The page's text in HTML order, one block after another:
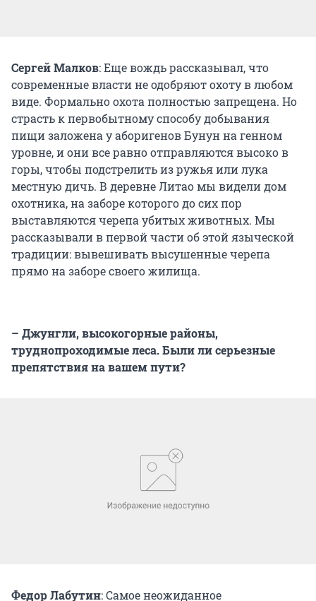
Сергей Малков: Еще вождь рассказывал, что
современные власти не одобряют охоту в любом
виде. Формально охота полностью запрещена. Но
страсть к первобытному способу добывания
пищи заложена у аборигенов Бунун на генном
уровне, и они все равно отправляются высоко в
горы, чтобы подстрелить из ружья или лука
местную дичь. В деревне Литао мы видели дом
охотника, на заборе которого до сих пор
выставляются черепа убитых животных. Мы
рассказывали в первой части об этой языческой
традиции: вывешивать высушенные черепа
прямо на заборе своего жилища.
– Джунгли, высокогорные районы,
труднопроходимые леса. Были ли серьезные
препятствия на вашем пути?
Федор Лабутин: Самое неожиданное